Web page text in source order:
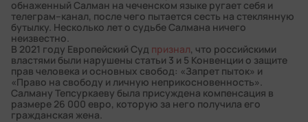
обнаженный Салман на чеченском языке ругает себя и
телеграм–канал, после чего пытается сесть на стеклянную
бутылку. Несколько лет о судьбе Салмана ничего
неизвестно.
В 2021 году Европейский Суд признал, что российскими
властями были нарушены статьи 3 и 5 Конвенции о защите
прав человека и основных свобод: «Запрет пыток» и
«Право на свободу и личную неприкосновенность».
Салману Тепсуркаеву была присуждена компенсация в
размере 26 000 евро, которую за него получила его
гражданская жена.